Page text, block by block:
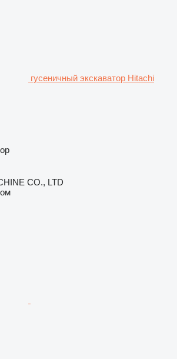
гусеничный экскаватор Hitachi
CO., LTD